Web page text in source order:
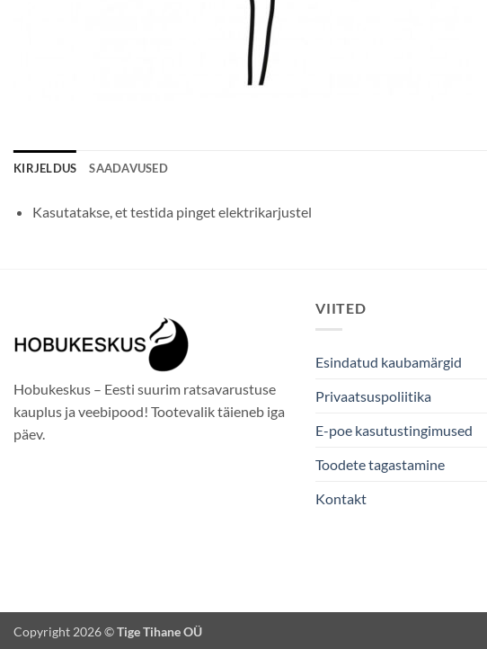
KIRJELDUS SAADAVUSED
Kasutatakse, et testida pinget elektrikarjustel
Hobukeskus – Eesti suurim ratsavarustuse
kauplus ja veebipood! Tootevalik täieneb iga
päev.
VIITED
Esindatud kaubamärgid
Privaatsuspoliitika
E-poe kasutustingimused
Toodete tagastamine
Kontakt
Copyright 2026 ©Tige Tihane OÜ